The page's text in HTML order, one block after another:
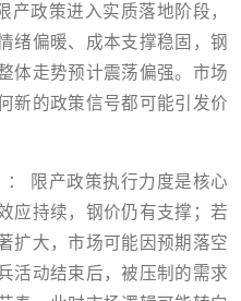
产政策进入实质落地阶段，
绪偏暖、成本支撑稳固，钢
体走势预计震荡偏强。市场
新的政策信号都可能引发价
限产政策执行力度是核心
应持续，钢价仍有支撑；若
扩大，市场可能因预期落空
活动结束后，被压制的需求